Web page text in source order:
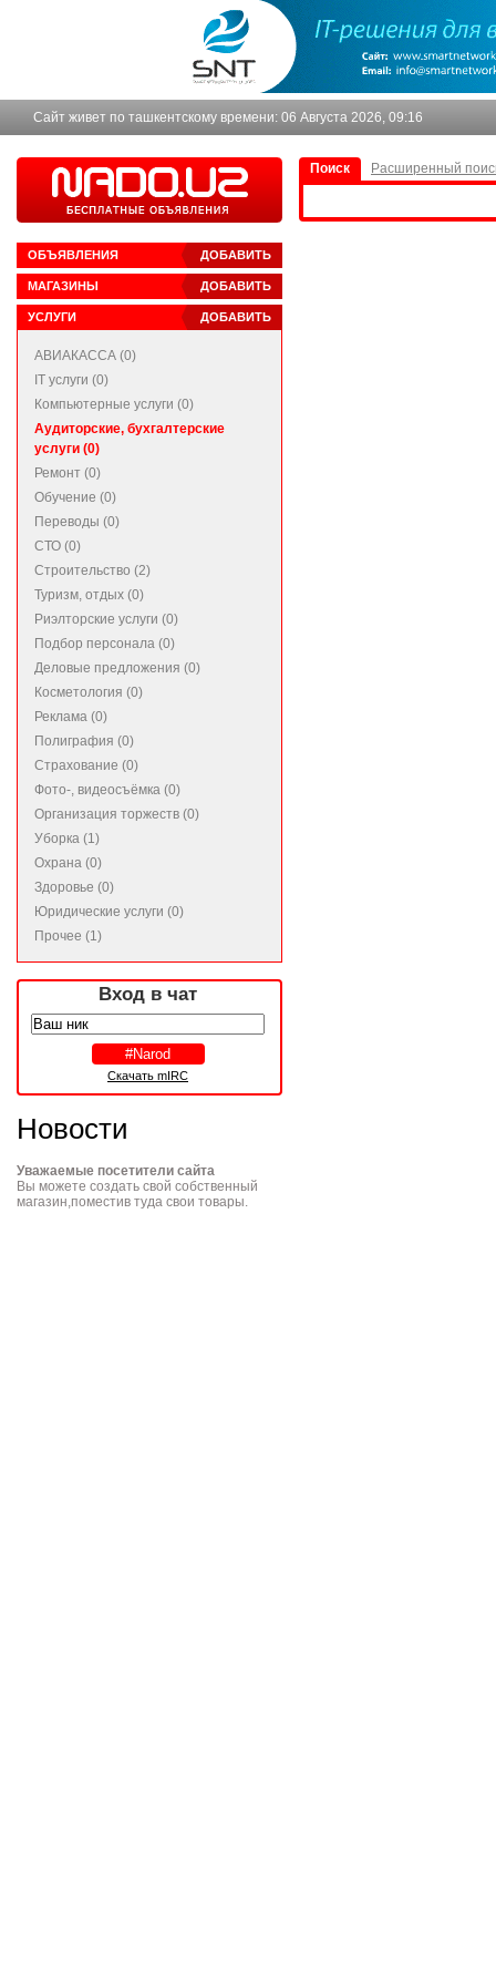
Сайт живет по ташкентскому времени: 06 Августа 2026, 09:16
ДОБАВИТЬ
ОБЪЯВЛЕНИЯ
ДОБАВИТЬ
МАГАЗИНЫ
ДОБАВИТЬ
УСЛУГИ
АВИАКАССА (0)
IT услуги (0)
Компьютерные услуги (0)
Аудиторские, бухгалтерские
услуги (0)
Ремонт (0)
Обучение (0)
Переводы (0)
СТО (0)
Строительство (2)
Туризм, отдых (0)
Риэлторские услуги (0)
Подбор персонала (0)
Деловые предложения (0)
Косметология (0)
Реклама (0)
Полиграфия (0)
Страхование (0)
Фото-, видеосъёмка (0)
Организация торжеств (0)
Уборка (1)
Охрана (0)
Здоровье (0)
Юридические услуги (0)
Прочее (1)
Вход в чат
Скачать mIRC
Новости
Уважаемые посетители сайта
Вы можете создать свой собственный
магазин,поместив туда свои товары.
Поиск Расширенный